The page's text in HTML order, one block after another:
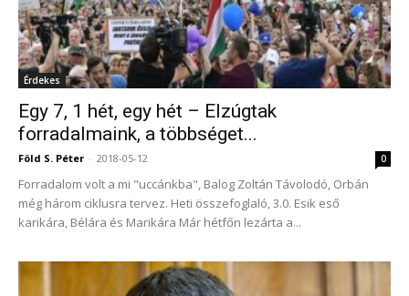
Érdekes
Egy 7, 1 hét, egy hét – Elzúgtak
forradalmaink, a többséget...
Föld S. Péter - 2018-05-12 0
Forradalom volt a mi "uccánkba", Balog Zoltán Távolodó, Orbán
még három ciklusra tervez. Heti összefoglaló, 3.0. Esik eső
karikára, Bélára és Marikára Már hétfőn lezárta a...